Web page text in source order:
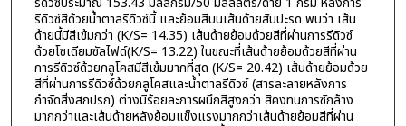
รีดิวซ์สีด้วยน้ำตาลรีดิวซ์นี้ และย้อมสีบนเส้นด้ายสับปะรด พบว่า เส้น
ด้ายนี้มีสีเข้มกว่า (K/S= 14.35) เส้นด้ายย้อมด้วยสีที่ผ่านการรีดิวซ์
ด้วยโซเดียมซัลไฟด์(K/S= 13.22) ในขณะที่เส้นด้ายย้อมด้วยสีที่ผ่าน
การรีดิวซ์ด้วยกลูโคสมีสีเข้มมากที่สุด (K/S= 20.42) เส้นด้ายย้อมด้วย
สีที่ผ่านการรีดิวซ์ด้วยกลูโคสและน้ำตาลรีดิวซ์ (สารละลายหลังการ
กำจัดสิ่งสกปรก) ต่างมีร้อยละการผนึกสีสูงกว่า สีคงทนการซักล้าง
มากกว่าและเส้นด้ายหลังย้อมแข็งแรงมากกว่าเส้นด้ายย้อมสีที่ผ่าน